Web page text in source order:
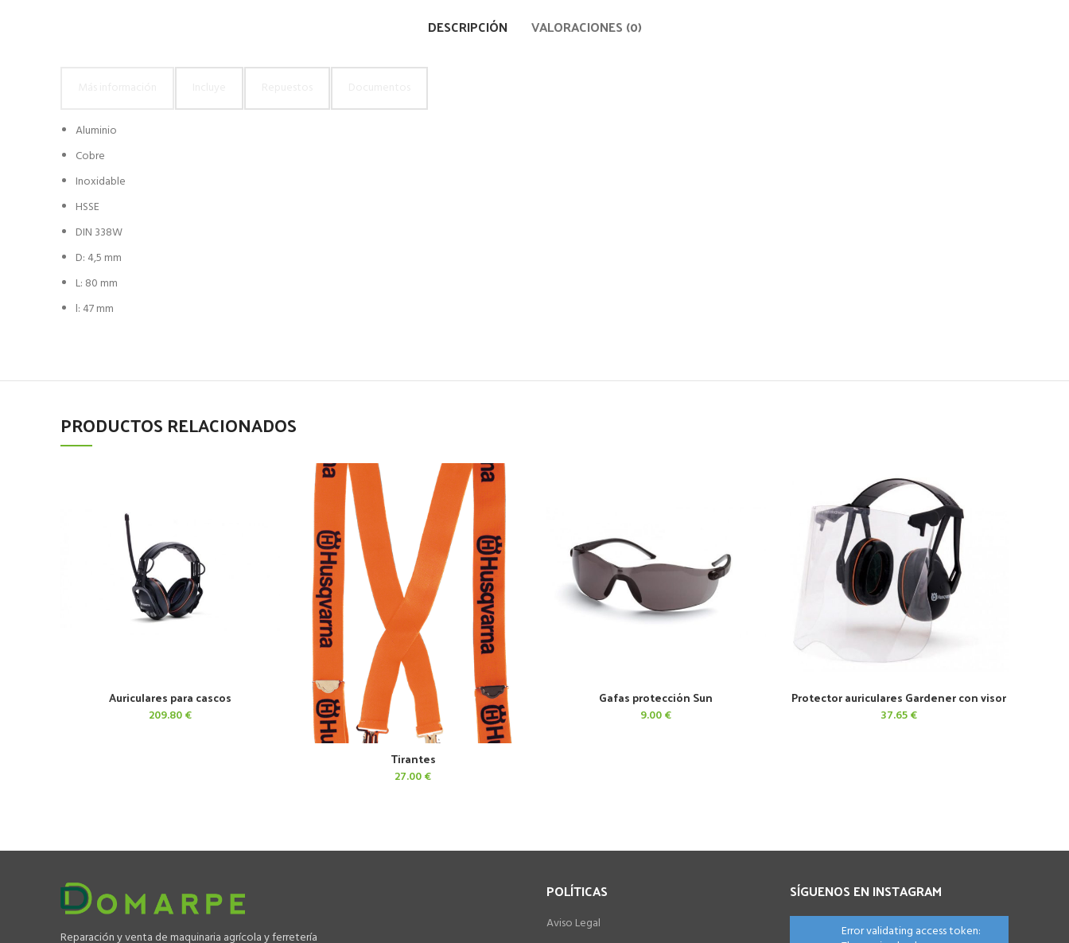
DESCRIPCIÓN VALORACIONES (0)
Aluminio
Cobre
Inoxidable
HSSE
DIN 338W
D: 4,5 mm
L: 80 mm
l: 47 mm
PRODUCTOS RELACIONADOS
AÑADIR AL CARRITO
Auriculares para cascos
209.80€
AÑADIR AL CARRITO
Tirantes
27.00€
AÑADIR AL CARRITO
Gafas protección Sun
9.00€
AÑADIR AL CARRITO
Protector auriculares Gardener con visor
37.65€
Reparación y venta de maquinaria agrícola y ferretería
POLÍTICAS
Aviso Legal
SÍGUENOS EN INSTAGRAM
Error validating access token: